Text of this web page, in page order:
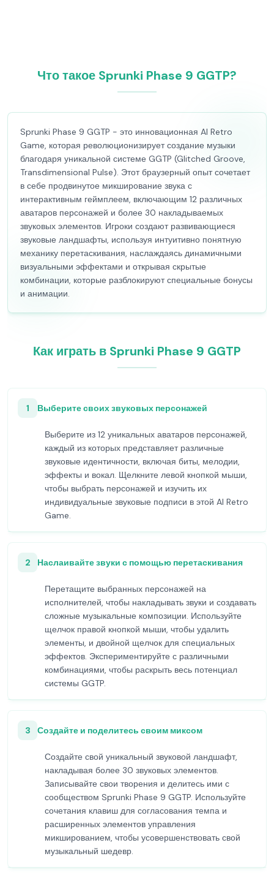
Что такое Sprunki Phase 9 GGTP?
Sprunki Phase 9 GGTP - это инновационная AI Retro
Game, которая революционизирует создание музыки
благодаря уникальной системе GGTP (Glitched Groove,
Transdimensional Pulse). Этот браузерный опыт сочетает
в себе продвинутое микширование звука с
интерактивным геймплеем, включающим 12 различных
аватаров персонажей и более 30 накладываемых
звуковых элементов. Игроки создают развивающиеся
звуковые ландшафты, используя интуитивно понятную
механику перетаскивания, наслаждаясь динамичными
визуальными эффектами и открывая скрытые
комбинации, которые разблокируют специальные бонусы
и анимации.
Как играть в Sprunki Phase 9 GGTP
1 Выберите своих звуковых персонажей
Выберите из 12 уникальных аватаров персонажей,
каждый из которых представляет различные
звуковые идентичности, включая биты, мелодии,
эффекты и вокал. Щелкните левой кнопкой мыши,
чтобы выбрать персонажей и изучить их
индивидуальные звуковые подписи в этой AI Retro
Game.
2 Наслаивайте звуки с помощью перетаскивания
Перетащите выбранных персонажей на
исполнителей, чтобы накладывать звуки и создавать
сложные музыкальные композиции. Используйте
щелчок правой кнопкой мыши, чтобы удалить
элементы, и двойной щелчок для специальных
эффектов. Экспериментируйте с различными
комбинациями, чтобы раскрыть весь потенциал
системы GGTP.
3 Создайте и поделитесь своим миксом
Создайте свой уникальный звуковой ландшафт,
накладывая более 30 звуковых элементов.
Записывайте свои творения и делитесь ими с
сообществом Sprunki Phase 9 GGTP. Используйте
сочетания клавиш для согласования темпа и
расширенных элементов управления
микшированием, чтобы усовершенствовать свой
музыкальный шедевр.